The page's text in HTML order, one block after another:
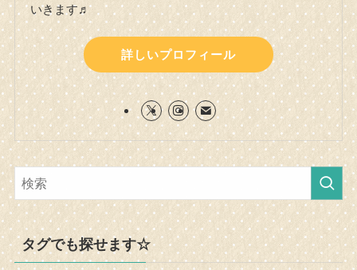
いきます♬
詳しいプロフィール
タグでも探せます☆